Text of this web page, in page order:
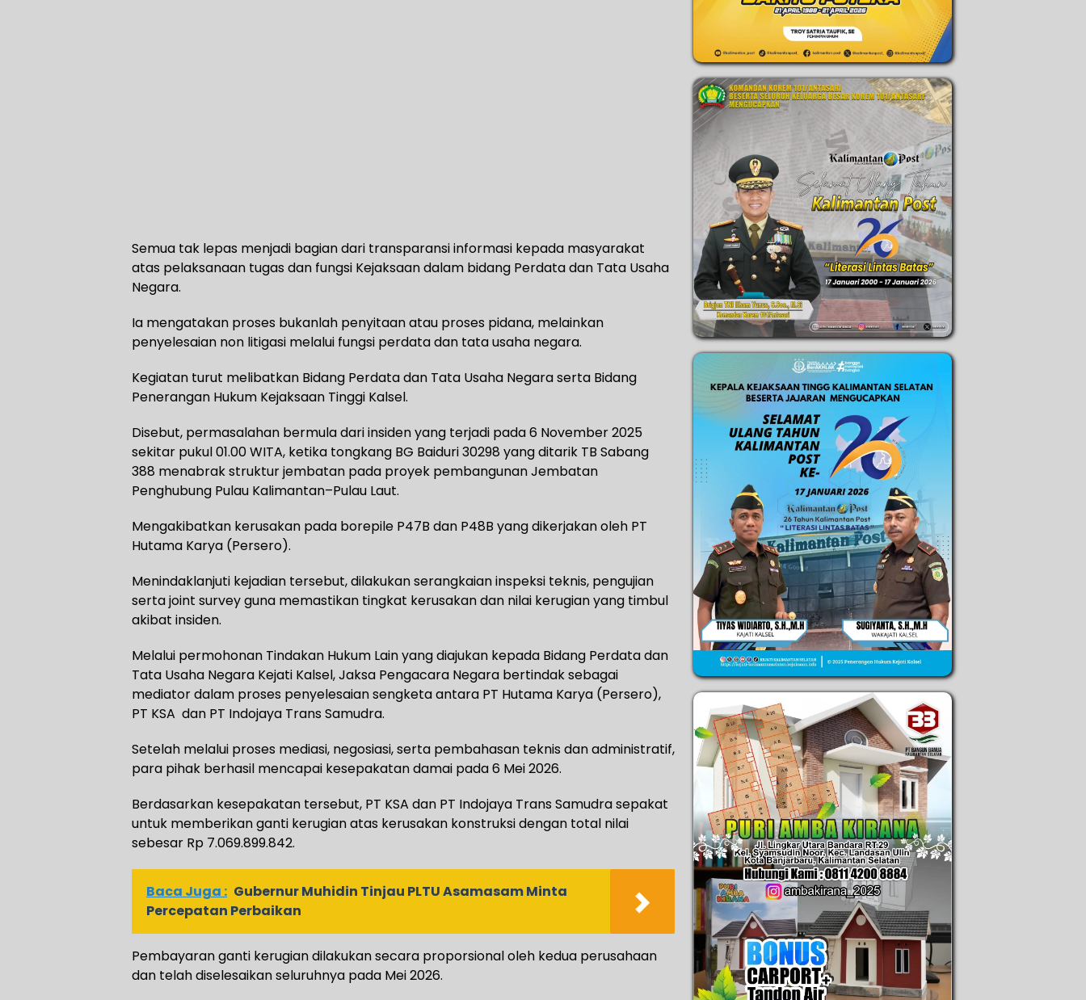
Semua tak lepas menjadi bagian dari transparansi informasi kepada masyarakat
atas pelaksanaan tugas dan fungsi Kejaksaan dalam bidang Perdata dan Tata Usaha
Negara.
Ia mengatakan proses bukanlah penyitaan atau proses pidana, melainkan
penyelesaian non litigasi melalui fungsi perdata dan tata usaha negara.
Kegiatan turut melibatkan Bidang Perdata dan Tata Usaha Negara serta Bidang
Penerangan Hukum Kejaksaan Tinggi Kalsel.
Disebut, permasalahan bermula dari insiden yang terjadi pada 6 November 2025
sekitar pukul 01.00 WITA, ketika tongkang BG Baiduri 30298 yang ditarik TB Sabang
388 menabrak struktur jembatan pada proyek pembangunan Jembatan
Penghubung Pulau Kalimantan–Pulau Laut.
Mengakibatkan kerusakan pada borepile P47B dan P48B yang dikerjakan oleh PT
Hutama Karya (Persero).
Menindaklanjuti kejadian tersebut, dilakukan serangkaian inspeksi teknis, pengujian
serta joint survey guna memastikan tingkat kerusakan dan nilai kerugian yang timbul
akibat insiden.
Melalui permohonan Tindakan Hukum Lain yang diajukan kepada Bidang Perdata dan
Tata Usaha Negara Kejati Kalsel, Jaksa Pengacara Negara bertindak sebagai
mediator dalam proses penyelesaian sengketa antara PT Hutama Karya (Persero),
PT KSA dan PT Indojaya Trans Samudra.
Setelah melalui proses mediasi, negosiasi, serta pembahasan teknis dan administratif,
para pihak berhasil mencapai kesepakatan damai pada 6 Mei 2026.
Berdasarkan kesepakatan tersebut, PT KSA dan PT Indojaya Trans Samudra sepakat
untuk memberikan ganti kerugian atas kerusakan konstruksi dengan total nilai
sebesar Rp 7.069.899.842.
Baca Juga : Gubernur Muhidin Tinjau PLTU Asamasam Minta
Percepatan Perbaikan
Pembayaran ganti kerugian dilakukan secara proporsional oleh kedua perusahaan
dan telah diselesaikan seluruhnya pada Mei 2026.